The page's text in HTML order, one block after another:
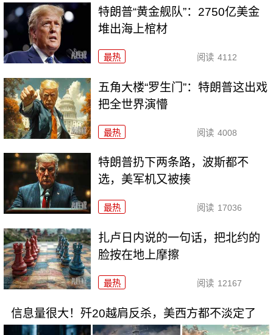
特朗普“黄金舰队”：2750亿美金
堆出海上棺材
最热 阅读 4112
五角大楼“罗生门”：特朗普这出戏
把全世界演懵
最热 阅读 4008
特朗普扔下两条路，波斯都不
选，美军机又被揍
最热 阅读 17036
扎卢日内说的一句话，把北约的
脸按在地上摩擦
最热 阅读 12167
信息量很大！歼20越肩反杀，美西方都不淡定了